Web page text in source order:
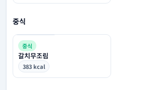
중식
중식
갈치무조림
383 kcal